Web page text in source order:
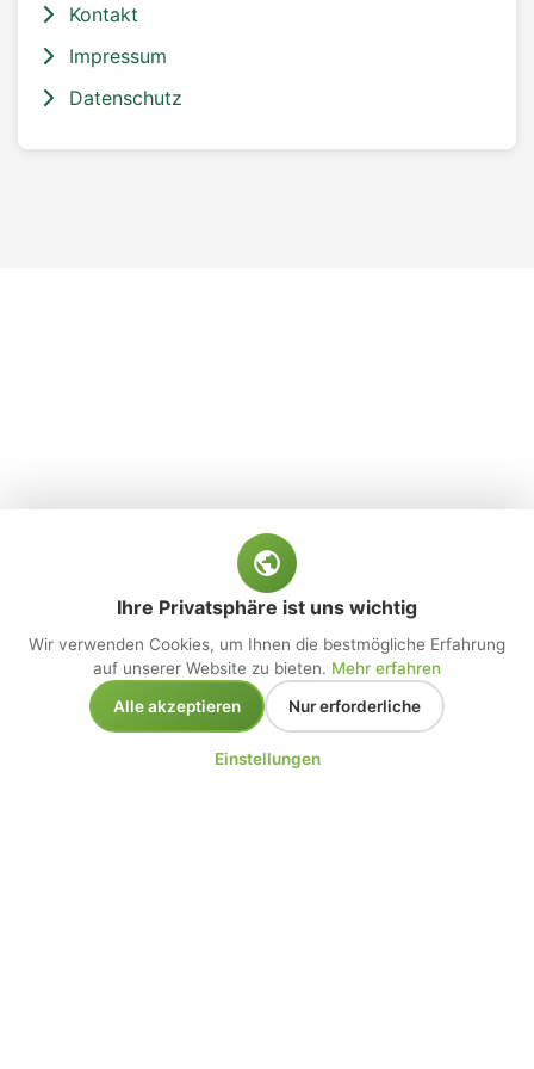
Kontakt
Impressum
Datenschutz
Ihre Privatsphäre ist uns wichtig
Wir verwenden Cookies, um Ihnen die bestmögliche Erfahrung
auf unserer Website zu bieten. Mehr erfahren
Alle akzeptieren
Nur erforderliche
Einstellungen